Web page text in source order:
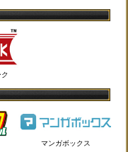
マンガボックス